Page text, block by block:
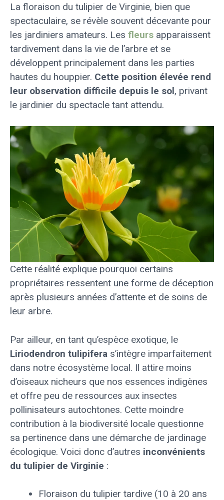
La floraison du tulipier de Virginie, bien que
spectaculaire, se révèle souvent décevante pour
les jardiniers amateurs. Les fleurs apparaissent
tardivement dans la vie de l’arbre et se
développent principalement dans les parties
hautes du houppier. Cette position élevée rend
leur observation difficile depuis le sol, privant
le jardinier du spectacle tant attendu.
Cette réalité explique pourquoi certains
propriétaires ressentent une forme de déception
après plusieurs années d’attente et de soins de
leur arbre.
Par ailleur, en tant qu’espèce exotique, le
Liriodendron tulipifera s’intègre imparfaitement
dans notre écosystème local. Il attire moins
d’oiseaux nicheurs que nos essences indigènes
et offre peu de ressources aux insectes
pollinisateurs autochtones. Cette moindre
contribution à la biodiversité locale questionne
sa pertinence dans une démarche de jardinage
écologique. Voici donc d’autres inconvénients
du tulipier de Virginie :
Floraison du tulipier tardive (10 à 20 ans